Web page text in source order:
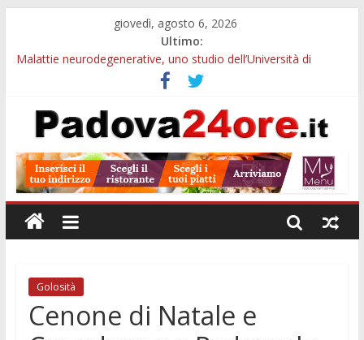
giovedì, agosto 6, 2026
Ultimo:
Malattie neurodegenerative, uno studio dell’Università di
Padova parte dall’infiammazione intestinale
Notizie di Padova ore 10: Hiroshima, nuovo corso MedTech,
viabilità e imprese sui mercati esteri
Notizie di Padova alle ore 21: SIT torna all’utile, crescono le
Transizione 4.0, più tempo alle imprese del Padovano:
prorogate le comunicazioni sugli investimenti
Quando le dimissioni non fanno perdere la NASpI: le tutele
previste nei casi di violenza di genere
Golosità
Cenone di Natale e